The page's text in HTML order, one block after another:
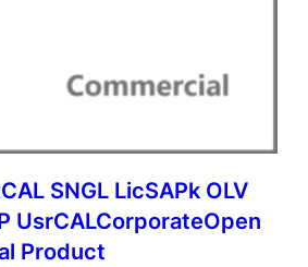
SNGL LicSAPk OLV
UsrCALCorporateOpen
Product